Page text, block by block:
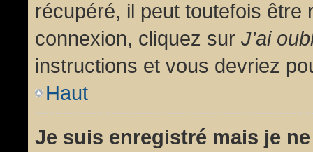
récupéré, il peut toutefois être
connexion, cliquez sur J’ai
instructions et vous devriez
Haut
Je suis enregistré mais je